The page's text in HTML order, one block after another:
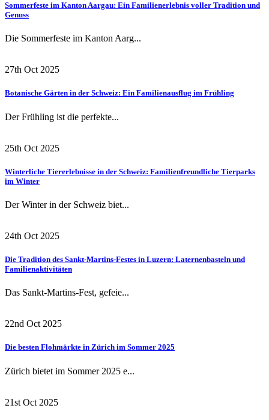
Sommerfeste im Kanton Aargau: Ein Familienerlebnis voller Tradition und
Genuss
Die Sommerfeste im Kanton Aarg...
27th Oct 2025
Botanische Gärten in der Schweiz: Ein Familienausflug im Frühling
Der Frühling ist die perfekte...
25th Oct 2025
Winterliche Tiererlebnisse in der Schweiz: Familienfreundliche Tierparks
im Winter
Der Winter in der Schweiz biet...
24th Oct 2025
Die Tradition des Sankt-Martins-Festes in Luzern: Laternenbasteln und
Familienaktivitäten
Das Sankt-Martins-Fest, gefeie...
22nd Oct 2025
Die besten Flohmärkte in Zürich im Sommer 2025
Zürich bietet im Sommer 2025 e...
21st Oct 2025